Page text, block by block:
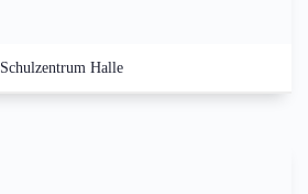
Schulzentrum Halle